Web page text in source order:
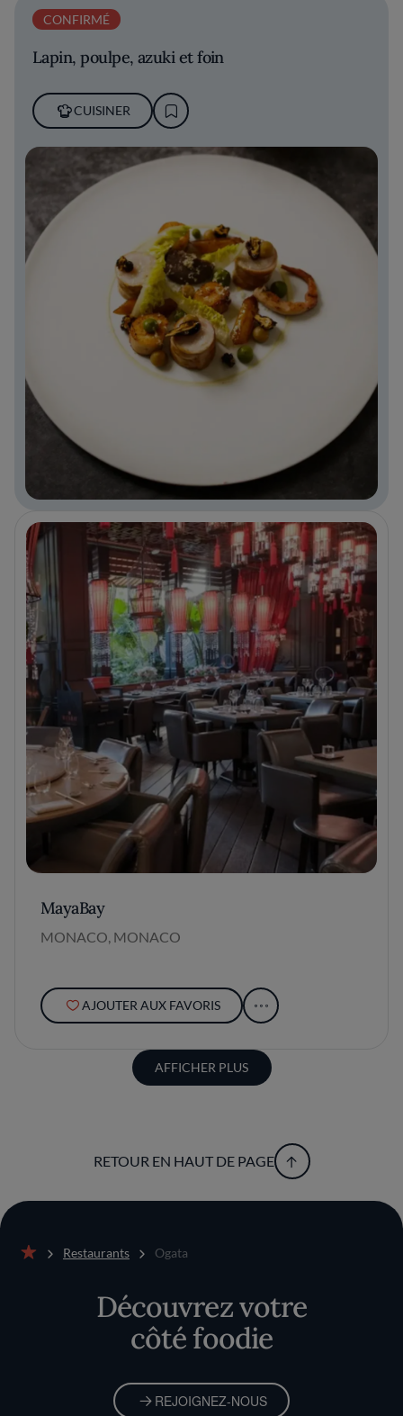
CONFIRMÉ
Lapin, poulpe, azuki et foin
CUISINER
MayaBay
MONACO, MONACO
AJOUTER AUX FAVORIS
AFFICHER PLUS
RETOUR EN HAUT DE PAGE
Restaurants Ogata
Découvrez votre
côté foodie
REJOIGNEZ-NOUS